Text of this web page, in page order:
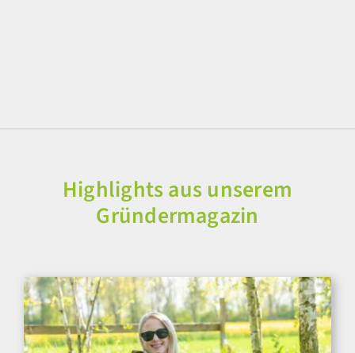
Highlights aus unserem
Gründermagazin